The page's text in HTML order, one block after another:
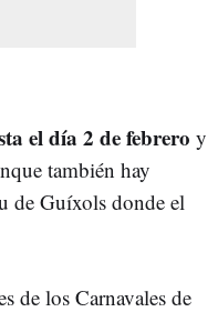
el día 2 de febrero y
también hay
de Guíxols donde el
de los Carnavales de